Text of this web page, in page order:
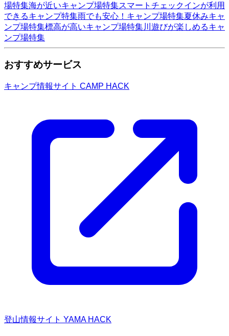
場特集海が近いキャンプ場特集スマートチェックインが利用
できるキャンプ特集雨でも安心！キャンプ場特集夏休みキャ
ンプ場特集標高が高いキャンプ場特集川遊びが楽しめるキャ
ンプ場特集
おすすめサービス
キャンプ情報サイト CAMP HACK
登山情報サイト YAMA HACK